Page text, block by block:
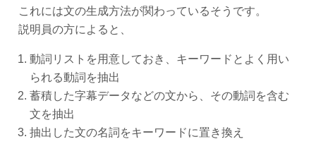
これには文の生成方法が関わっているそうです。
説明員の方によると、
動詞リストを用意しておき、キーワードとよく用い
られる動詞を抽出
蓄積した字幕データなどの文から、その動詞を含む
文を抽出
抽出した文の名詞をキーワードに置き換え